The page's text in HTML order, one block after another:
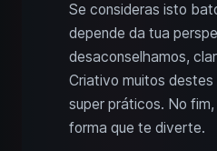
Se consideras isto
depende da tua
desaconselhamos,
Criativo muitos destes
super práticos. No
forma que te diverte.